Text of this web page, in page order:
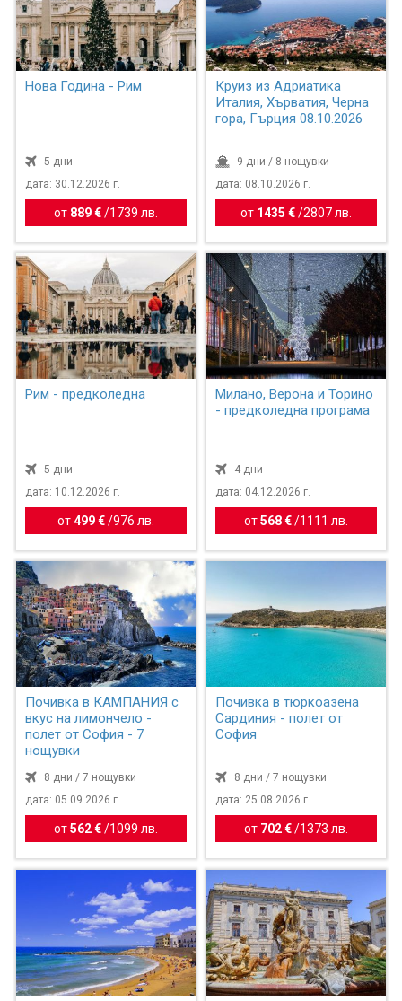
Нова Година - Рим
5 дни
дата: 30.12.2026 г.
от 889 € / 1739 лв.
Круиз из Адриатика
Италия, Хърватия, Черна
гора, Гърция 08.10.2026
9 дни / 8 нощувки
дата: 08.10.2026 г.
от 1435 €/2807 лв.
Рим - предколедна
5 дни
дата: 10.12.2026 г.
от499 € /976 лв.
Милано, Верона и Торино
- предколедна програма
4 дни
дата: 04.12.2026 г.
от568 €/ 1111 лв.
Почивка в КАМПАНИЯ с
вкус на лимончело -
полет от София - 7
нощувки
8 дни / 7 нощувки
дата: 05.09.2026 г.
от562 € / 1099 лв.
Почивка в тюркоазена
Сардиния - полет от
София
8 дни / 7 нощувки
дата: 25.08.2026 г.
от 702 €/ 1373 лв.